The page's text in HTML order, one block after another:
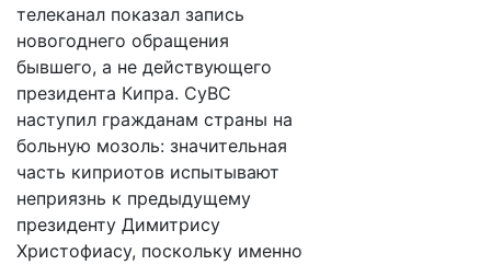
телеканал показал запись
новогоднего обращения
бывшего, а не действующего
президента Кипра. CyBC
наступил гражданам страны на
больную мозоль: значительная
часть киприотов испытывают
неприязнь к предыдущему
президенту Димитрису
Христофиасу, поскольку именно